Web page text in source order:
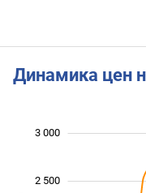
Динамика цен
3 000
2 500